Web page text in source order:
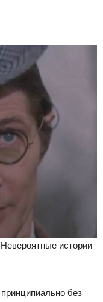
истории
без